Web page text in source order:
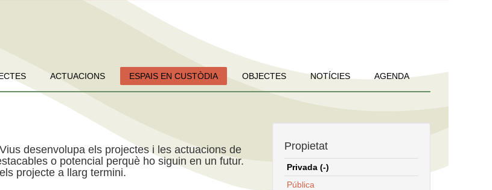
ACTUACIONS ESPAIS EN CUSTÒDIA OBJECTES NOTÍCIES AGENDA
desenvolupa els projectes i les actuacions de
o potencial perquè ho siguin en un futur.
projecte a llarg termini.
Propietat
Privada (-)
Pública